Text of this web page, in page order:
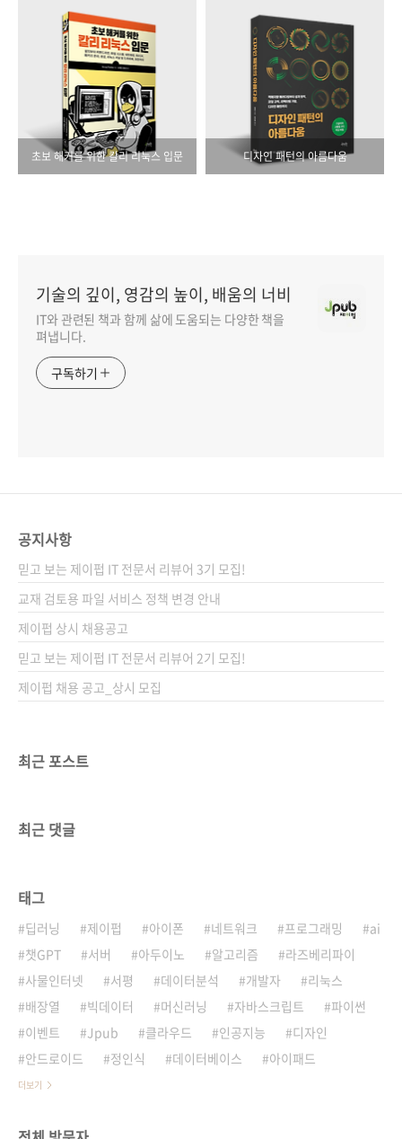
초보 해커를 위한 칼리 리눅스 입문 디자인 패턴의 아름다움
기술의 깊이, 영감의 높이, 배움의 너비
IT와 관련된 책과 함께 삶에 도움되는 다양한 책을
펴냅니다.
구독하기
공지사항
믿고 보는 제이펍 IT 전문서 리뷰어 3기 모집!
교재 검토용 파일 서비스 정책 변경 안내
제이펍 상시 채용공고
믿고 보는 제이펍 IT 전문서 리뷰어 2기 모집!
제이펍 채용 공고_상시 모집
최근 포스트
최근 댓글
태그
딥러닝 제이펍 아이폰 네트워크 프로그래밍
ai
챗GPT
서버 아두이노 알고리즘
라즈베리파이
사물인터넷
서평 데이터분석 개발자
리눅스
배장열
빅데이터 머신러닝 자바스크립트
파이썬
이벤트
Jpub 클라우드 인공지능
디자인
안드로이드
정인식 데이터베이스 아이패드
더보기